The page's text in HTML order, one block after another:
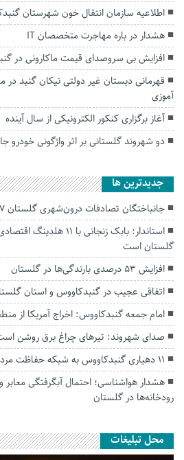
اطلاعیه سازمان انتقال خون شهرستان
هشدار در باره مهاجرت متخصصان IT
افزایش بی سروصدای قیمت ماکارونی در
قهرمانی دبستان غیر دولتی نیکان گنبد
آموزی
آغاز برگزاری کنکور الکترونیکی از سال آینده
دو شهروند گلستانی بر اثر واژگونی خودرو
جديدترين ها
جانباختگان تصادفات درون‌شهری گلستان ۱۷ درصد کاهش یافت
استاندار: بابک زنجانی با
گلستان است
افزایش ۵۳ درصدی بارندگی‌ها در گلستان
اتفاقی عجیب در‌ گنبدکاووس و استان
امام جمعه گنبدکاووس: اخراج آمریکا از
صدای شهروند: تیرهای چراغ برق روشن
۱۱ دهیاری گنبدکاووس به شبکه حفاظت مردمی منابع طبیعی پیوستند
هشدار هواشناسی؛ احتمال آبگرفتگی معابر
رودخانه‌ها در گلستان
محل تبلیغات